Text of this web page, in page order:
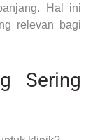
Hal ini
relevan bagi
Sering